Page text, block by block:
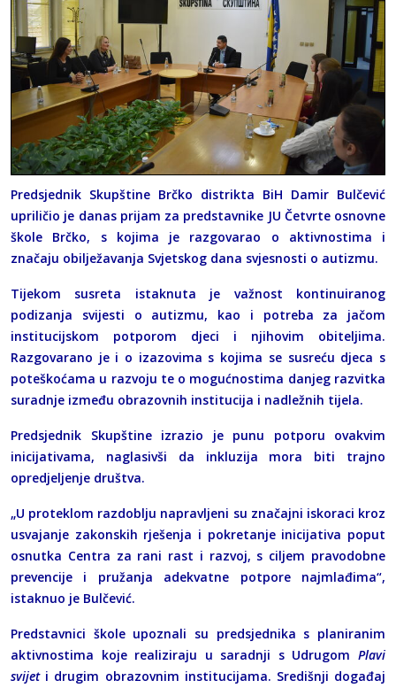
Predsjednik Skupštine Brčko distrikta BiH Damir Bulčević
upriličio je danas prijam za predstavnike JU Četvrte osnovne
škole Brčko, s kojima je razgovarao o aktivnostima i
značaju obilježavanja Svjetskog dana svjesnosti o autizmu.
Tijekom susreta istaknuta je važnost kontinuiranog
podizanja svijesti o autizmu, kao i potreba za jačom
institucijskom potporom djeci i njihovim obiteljima.
Razgovarano je i o izazovima s kojima se susreću djeca s
poteškoćama u razvoju te o mogućnostima danjeg razvitka
suradnje između obrazovnih institucija i nadležnih tijela.
Predsjednik Skupštine izrazio je punu potporu ovakvim
inicijativama, naglasivši da inkluzija mora biti trajno
opredjeljenje društva.
„U proteklom razdoblju napravljeni su značajni iskoraci kroz
usvajanje zakonskih rješenja i pokretanje inicijativa poput
osnutka Centra za rani rast i razvoj, s ciljem pravodobne
prevencije i pružanja adekvatne potpore najmlađima“,
istaknuo je Bulčević.
Predstavnici škole upoznali su predsjednika s planiranim
aktivnostima koje realiziraju u saradnji s Udrugom Plavi
svijeti drugim obrazovnim institucijama. Središnji događaj